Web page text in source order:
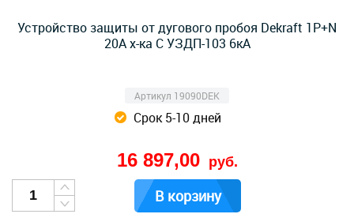
Устройство защиты от дугового пробоя Dekraft 1P+N
20A х-ка C УЗДП-103 6кА
Артикул 19090DEK
Срок 5-10 дней
16 897,00 руб.
В корзину